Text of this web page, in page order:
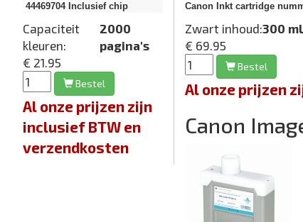
44469704Inclusief chip
Capaciteit
kleuren:
2000
pagina's
€ 21.95
Bestel
Al onze prijzen zijn
inclusief BTW en
verzendkosten
Canon Inkt cartridge
Zwart inhoud:300
€ 69.95
Bestel
Al onze prijzen
Canon